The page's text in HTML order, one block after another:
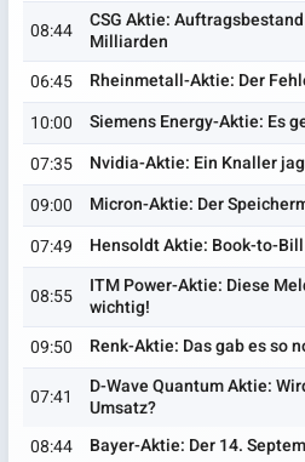
08:44
CSG Aktie:
Milliarden
06:45
Rheinmetall-Aktie: Der
10:00
Siemens Energy-Aktie: Es
07:35
Nvidia-Aktie: Ein Knaller
09:00
Micron-Aktie: Der
07:49
Hensoldt Aktie: Book-to-
08:55
ITM Power-Aktie: Diese
wichtig!
09:50
Renk-Aktie: Das gab es so
07:41
D-Wave Quantum Aktie:
Umsatz?
08:44
Bayer-Aktie: Der 14.